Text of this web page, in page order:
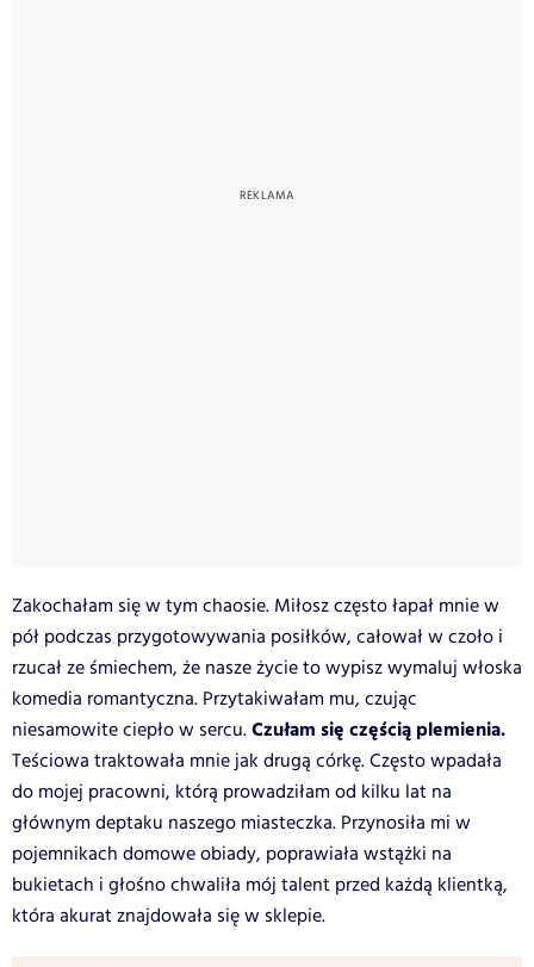
Zakochałam się w tym chaosie. Miłosz często łapał mnie w
pół podczas przygotowywania posiłków, całował w czoło i
rzucał ze śmiechem, że nasze życie to wypisz wymaluj włoska
komedia romantyczna. Przytakiwałam mu, czując
niesamowite ciepło w sercu.Czułam się częścią plemienia.
Teściowa traktowała mnie jak drugą córkę. Często wpadała
do mojej pracowni, którą prowadziłam od kilku lat na
głównym deptaku naszego miasteczka. Przynosiła mi w
pojemnikach domowe obiady, poprawiała wstążki na
bukietach i głośno chwaliła mój talent przed każdą klientką,
która akurat znajdowała się w sklepie.